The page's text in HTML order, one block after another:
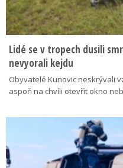
Lidé se v tropech dusili
nevyorali kejdu
Obyvatelé Kunovic neskrývali
aspoň na chvíli otevřít okno